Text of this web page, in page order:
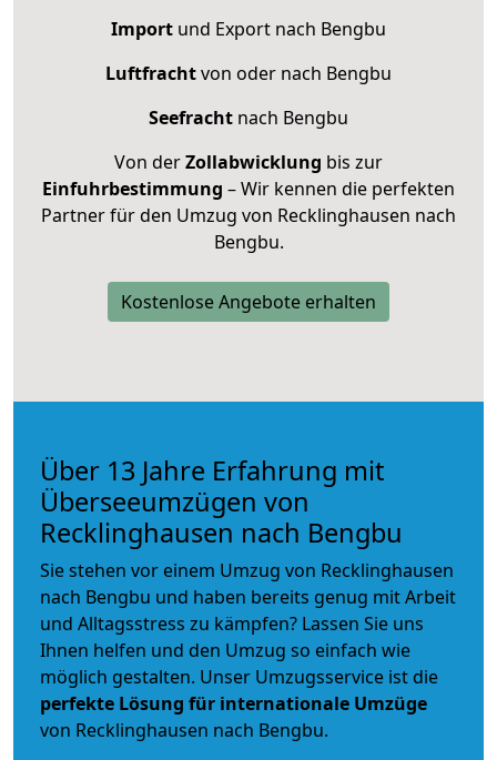
Import und Export nach Bengbu
Luftfrachtvon oder nach Bengbu
Seefracht nach Bengbu
Von derZollabwicklung bis zur
Einfuhrbestimmung – Wir kennen die perfekten
Partner für den Umzug von Recklinghausen nach
Bengbu.
Kostenlose Angebote erhalten
Über 13 Jahre Erfahrung mit
Überseeumzügen von
Recklinghausen nach Bengbu
Sie stehen vor einem Umzug von Recklinghausen
nach Bengbu und haben bereits genug mit Arbeit
und Alltagsstress zu kämpfen? Lassen Sie uns
Ihnen helfen und den Umzug so einfach wie
möglich gestalten. Unser Umzugsservice ist die
perfekte Lösung für internationale Umzüge
von Recklinghausen nach Bengbu.